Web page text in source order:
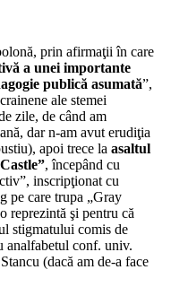
prin afirmaţii în care
a unei importante
publică asumată”,
ale stemei
zile, de când am
dar n-am avut erudiţia
apoi trece la asaltul
, începând cu
inscripţionat cu
pe care trupa „Gray
reprezintă şi pentru că
stigmatului comis de
analfabetul conf. univ.
(dacă am de-a face